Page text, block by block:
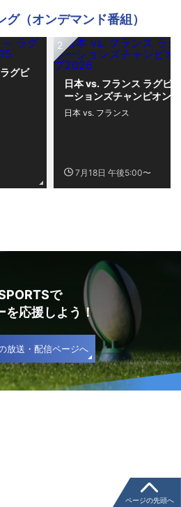
グ（オンデマンド番組）
グビ
日本 vs. フランス ラグビ
ーションズチャンピオン
プ2026
7月18日 午後5:00〜
日本 vs. フランス
で
を応援しよう！
放送・配信ページへ
ページの先頭へ